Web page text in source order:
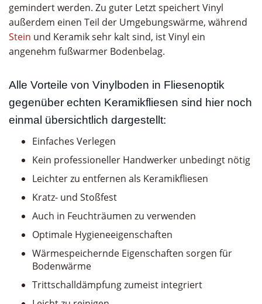
gemindert werden. Zu guter Letzt speichert Vinyl
außerdem einen Teil der Umgebungswärme, während
Stein und Keramik sehr kalt sind, ist Vinyl ein
angenehm fußwarmer Bodenbelag.
Alle Vorteile von Vinylboden in Fliesenoptik
gegenüber echten Keramikfliesen sind hier noch
einmal übersichtlich dargestellt:
Einfaches Verlegen
Kein professioneller Handwerker unbedingt nötig
Leichter zu entfernen als Keramikfliesen
Kratz- und Stoßfest
Auch in Feuchträumen zu verwenden
Optimale Hygieneeigenschaften
Wärmespeichernde Eigenschaften sorgen für
Bodenwärme
Trittschalldämpfung zumeist integriert